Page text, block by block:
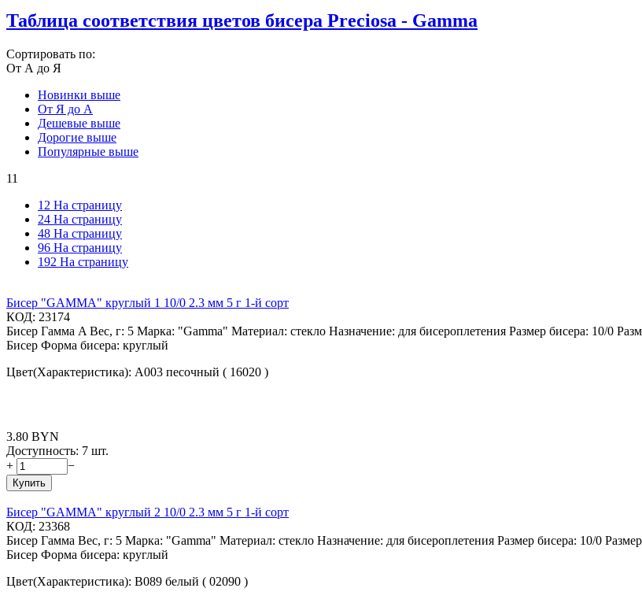
Таблица соответствия цветов бисера Preciosa - Gamma
Сортировать по:
От А до Я
Новинки выше
От Я до А
Дешевые выше
Дорогие выше
Популярные выше
11
12 На страницу
24 На страницу
48 На страницу
96 На страницу
192 На страницу
Бисер "GAMMA" круглый 1 10/0 2.3 мм 5 г 1-й сорт
КОД: 23174
Бисер Гамма A Вес, г: 5 Марка: "Gamma" Материал: стекло Назначение: для бисероплетения Размер бисера: 10/0
Бисер Форма бисера: круглый
Цвет(Характеристика): A003 песочный ( 16020 )
3.80 BYN
Доступность: 7 шт.
+
−
Купить
Бисер "GAMMA" круглый 2 10/0 2.3 мм 5 г 1-й сорт
КОД: 23368
Бисер Гамма Вес, г: 5 Марка: "Gamma" Материал: стекло Назначение: для бисероплетения Размер бисера: 10/0
Бисер Форма бисера: круглый
Цвет(Характеристика): B089 белый ( 02090 )